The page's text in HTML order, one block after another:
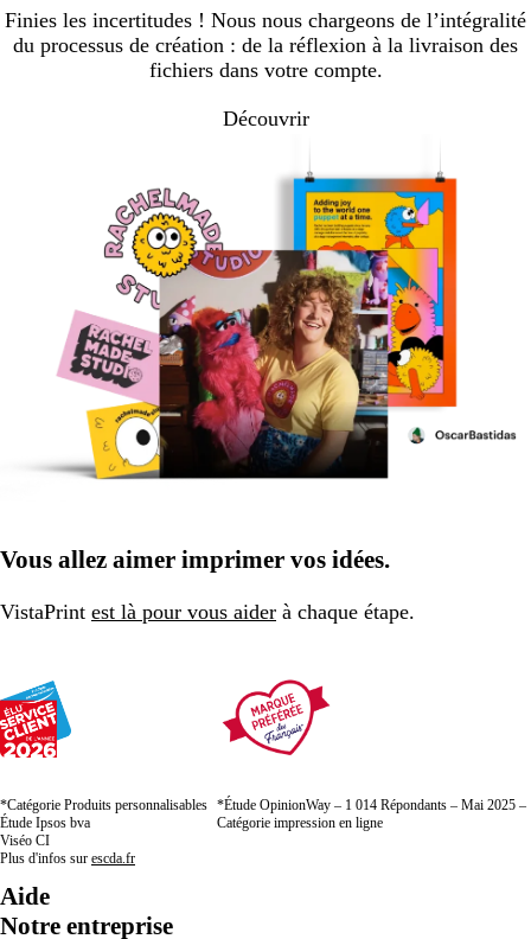
Finies les incertitudes ! Nous nous chargeons de l’intégralité
du processus de création : de la réflexion à la livraison des
fichiers dans votre compte.
Découvrir
Vous allez aimer imprimer vos idées.
VistaPrint est là pour vous aider à chaque étape.
*Catégorie Produits personnalisables
Étude Ipsos bva
Viséo CI
Plus d'infos sur escda.fr
*Étude OpinionWay – 1 014 Répondants – Mai 2025 –
Catégorie impression en ligne
Aide
Notre entreprise